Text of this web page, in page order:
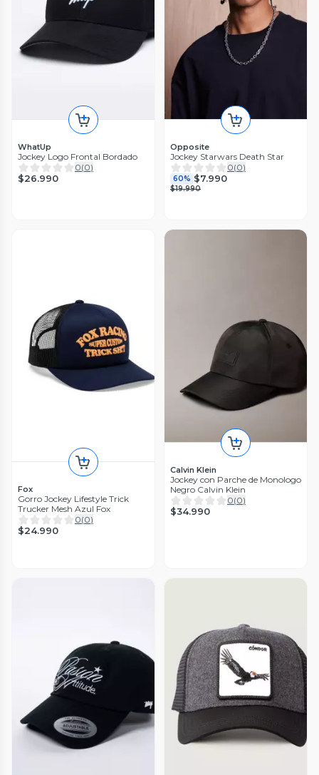
WhatUp
Jockey Logo Frontal Bordado
0(0)
$26.990
Opposite
Jockey Starwars Death Star
0(0)
60% $7.990
$19.990
Fox
Gorro Jockey Lifestyle Trick
Trucker Mesh Azul Fox
0(0)
$24.990
Calvin Klein
Jockey con Parche de Monologo
Negro Calvin Klein
0(0)
$34.990